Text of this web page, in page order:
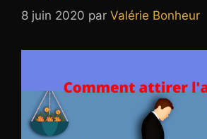
8 juin 2020 par Valérie Bonheur